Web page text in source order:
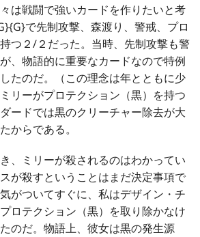
は戦闘で強いカードを作りたいと考
で先制攻撃、森渡り、警戒、プロ
つ２/２だった。当時、先制攻撃も警
、物語的に重要なカードなので特例
たのだ。（この理念は年とともに少
リーがプロテクション（黒）を持つ
ードでは黒のクリーチャー除去が大
からである。
、ミリーが殺されるのはわかってい
が殺すということはまだ決定事項で
がついてすぐに、私はデザイン・チ
ロテクション（黒）を取り除かなけ
のだ。物語上、彼女は黒の発生源